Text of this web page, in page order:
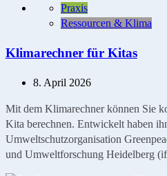
Praxis
Ressourcen & Klima
Klimarechner für Kitas
8. April 2026
Mit dem Klimarechner können Sie
Kita berechnen. Entwickelt haben
Umweltschutzorganisation
und Umweltforschung Heidelberg